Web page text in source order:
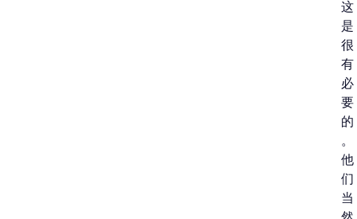
这
是
很
有
必
要
的
。
他
们
当